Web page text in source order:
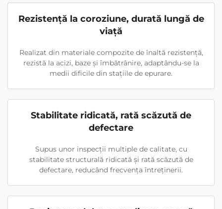
Rezistență la coroziune, durată lungă de
viață
Realizat din materiale compozite de înaltă rezistență,
rezistă la acizi, baze și îmbătrânire, adaptându-se la
medii dificile din stațiile de epurare.
Stabilitate ridicată, rată scăzută de
defectare
Supus unor inspecții multiple de calitate, cu
stabilitate structurală ridicată și rată scăzută de
defectare, reducând frecvența întreținerii.